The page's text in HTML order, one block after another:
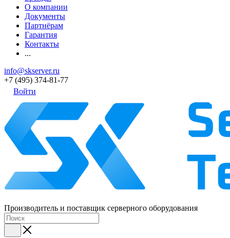
О компании
Документы
Партнёрам
Гарантия
Контакты
...
info@skserver.ru
+7 (495) 374-81-77
Войти
Производитель и поставщик серверного оборудования